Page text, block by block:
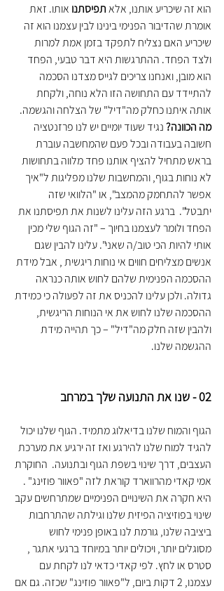
הוא זה שיכריע אותנו, אלא תפיסתנו אותו. זאת
אומרת שהדיבור הפנימי בינינו לבין עצמנו הוא זה
שיכריע האם נצליח לתפקד בזמן אמת למרות
ולצד הפחד. ההתרגשות היא דבר טבעי, הפחד
הוא מובן, ואנחנו צריכים לגייס מצדנו הסכמה
להתיידד עם התחושה הזו הלא נוחה, ולקחת
אותה איתנו כחלק מה"דיל" של הצלחה והגשמה.
מה הכוונה? נגיד שעוד יומיים יש לנו פרזנטציה
חשובה בעבודה ובכל פעם שהמחשבה עוברת
בראש מתחיל להציף אותנו פחד מלווה בתחושות
לא נוחות בגוף, והמחשבות שלנו מפליגות ל"איך
אפשר להתחמק מהמצב", או "הלוואי שזה
יתבטל".  ברגע הזה עלינו לשנות את תפיסתנו את
הפחד ולומר לעצמנו בחיוך – "זה הגוף שלי מכין
אותי להיות הכי טוב/ה שאני". עלינו להבין שגם
אנשים מצליחים חווים אי נוחות ריגשית , אבל מידת
ההסכמה הפנימית שלהם לחוש אותה כנראה
גדולה. ולכן עלינו להכניס את זה לפעולה כי כמידת
ההסכמה שלנו לחוש את אי הנוחות הריגשית,
ולהבין שזה חלק מה"דיל" – כך תהייה מידת
ההגשמה שלנו.
02 - שנו את התנועה שלך במרחב
הגוף והמוח שלנו בדיאלוג מתמיד. הגוף שלנו יכול
להגיד למוח שלנו להירגע ואז זה ירגיע את מערכת
העצבים, דרך שינוי בשפת הגוף ובתנועה.  החוקרת
אמי קאדי מהרווארד קוראת לזה "פאוור פוזינג" .
היא חקרה את השינויים הפנימיים שמתרחשים עקב
שינוי בפוזיציה הפיזית שלנו וגילתה שהתרחבות
ביציבה שלנו, גורמת לנו באופן פנימי לחוש
מסוגלים יותר, ויכולים יותר במיוחד ברגעי אתגר ,
סטרס או לחץ. לפי קאדי כדאי לנו לקחת עם
עצמנו, 2 דקות ביום, ל"פאוור פוזינג" שכזה. גם אם